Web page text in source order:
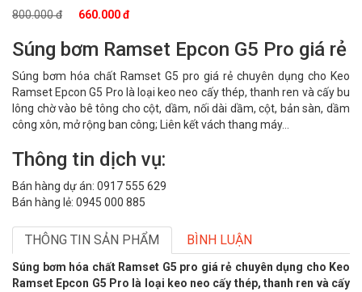
800.000 đ 660.000 đ
Súng bơm Ramset Epcon G5 Pro giá rẻ
Súng bơm hóa chất Ramset G5 pro giá rẻ chuyên dụng cho Keo
Ramset Epcon G5 Pro là loại keo neo cấy thép, thanh ren và cấy bu
lông chờ vào bê tông cho cột, dầm, nối dài dầm, cột, bản sàn, dầm
công xôn, mở rộng ban công; Liên kết vách thang máy...
Thông tin dịch vụ:
Bán hàng dự án: 0917 555 629
Bán hàng lẻ: 0945 000 885
THÔNG TIN SẢN PHẨM BÌNH LUẬN
Súng bơm hóa chất Ramset G5 pro giá rẻ chuyên dụng cho Keo
Ramset Epcon G5 Pro là loại keo neo cấy thép, thanh ren và cấy